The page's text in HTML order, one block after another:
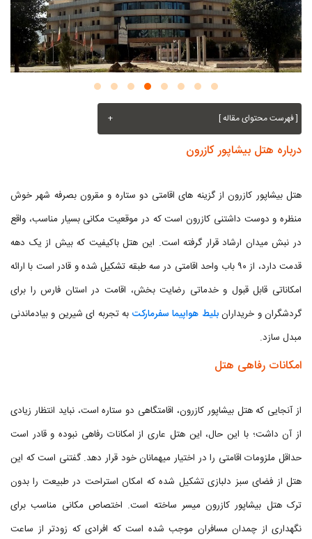
[ فهرست محتوای مقاله ] +
درباره هتل بیشاپور کازرون
هتل بیشاپور کازرون از گزینه های اقامتی دو ستاره و مقرون بصرفه شهر خوش
منظره و دوست داشتنی کازرون است که در موقعیت مکانی بسیار مناسب، واقع
در نبش میدان ارشاد قرار گرفته است. این هتل باکیفیت که بیش از یک دهه
قدمت دارد، از ۹۰ باب واحد اقامتی در سه طبقه تشکیل شده و قادر است با ارائه
امکاناتی قابل قبول و خدماتی رضایت بخش، اقامت در استان فارس را برای
گردشگران و خریدارانبلیط هواپیما سفرمارکت به تجربه ای شیرین و بیادماندنی
مبدل سازد.
امکانات رفاهی هتل
از آنجایی که هتل بیشاپور کازرون، اقامتگاهی دو ستاره است، نباید انتظار زیادی
از آن داشت؛ با این حال، این هتل عاری از امکانات رفاهی نبوده و قادر است
حداقل ملزومات اقامتی را در اختیار میهمانان خود قرار دهد. گفتنی است که این
هتل از فضای سبز دلبازی تشکیل شده که امکان استراحت در طبیعت را بدون
ترک هتل بیشاپور کازرون میسر ساخته است. اختصاص مکانی مناسب برای
نگهداری از چمدان مسافران موجب شده است که افرادی که زودتر از ساعت